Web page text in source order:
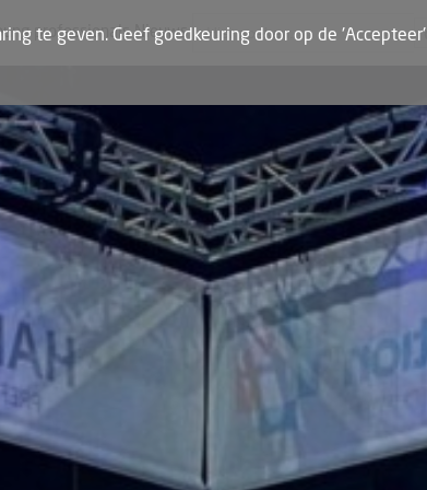
professionals Nieuws
te geven. Geef goedkeuring door op de 'Accepteer'